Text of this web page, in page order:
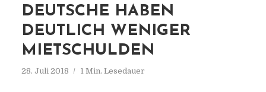
DEUTSCHE HABEN
DEUTLICH WENIGER
MIETSCHULDEN
28. Juli 2018 1 Min. Lesedauer